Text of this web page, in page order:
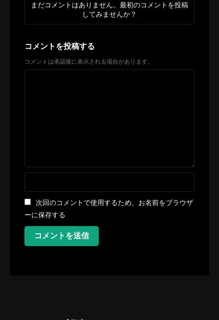
まだコメントはありません。最初のコメントを投稿
してみませんか？
コメントを投稿する
コメントは承認後に表示される場合があります。
次回のコメントで使用するため、お名前をブラウザ
ーに保存する
コメントを送信